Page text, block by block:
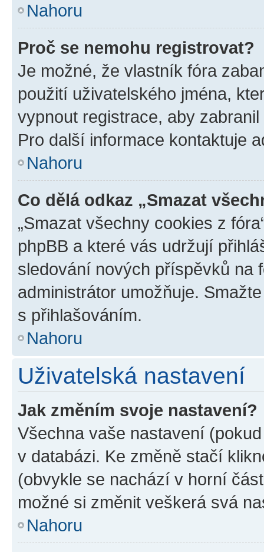
Nahoru
Proč se nemohu registrovat?
Je možné, že vlastník fóra
použití uživatelského jména,
vypnout registrace, aby
Pro další informace kontaktuje
Nahoru
Co dělá odkaz „Smazat
„Smazat všechny cookies z
phpBB a které vás udržují
sledování nových příspěvků na
administrátor umožňuje.
s přihlašováním.
Nahoru
Uživatelská nastavení
Jak změním svoje nastavení?
Všechna vaše nastavení
v databázi. Ke změně stačí
(obvykle se nachází v horní
možné si změnit veškerá svá
Nahoru